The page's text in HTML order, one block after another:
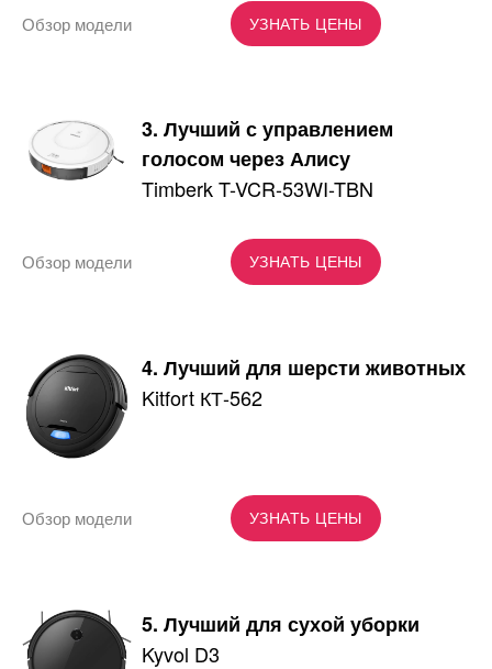
УЗНАТЬ ЦЕНЫ
Обзор модели
3. Лучший с управлением
голосом через Алису
Timberk T-VCR-53WI-TBN
УЗНАТЬ ЦЕНЫ
Обзор модели
4. Лучший для шерсти животных
Kitfort КТ-562
УЗНАТЬ ЦЕНЫ
Обзор модели
5. Лучший для сухой уборки
Kyvol D3